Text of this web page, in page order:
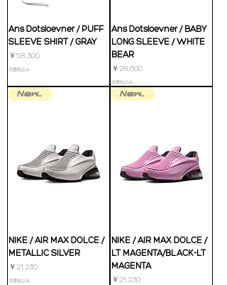
Ans Dotsloevner / PUFF
SLEEVE SHIRT / GRAY
価格
￥58,300
消費税込み
Ans Dotsloevner / BABY
LONG SLEEVE / WHITE
BEAR
価格
￥28,600
消費税込み
New in
NIKE / AIR MAX DOLCE /
METALLIC SILVER
価格
￥21,230
消費税込み
New in
NIKE / AIR MAX DOLCE /
LT MAGENTA/BLACK-LT
MAGENTA
価格
￥21,230